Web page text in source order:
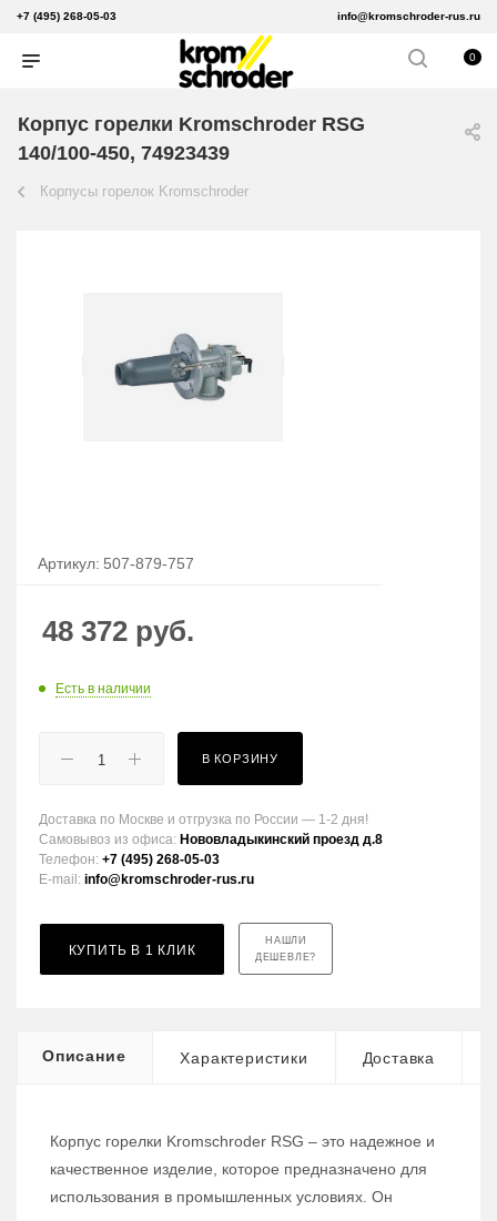
+7 (495) 268-05-03 info@kromschroder-rus.ru
0
Корпус горелки Kromschroder RSG
140/100-450, 74923439
Корпусы горелок Kromschroder
Артикул: 507-879-757
48 372 руб.
Есть в наличии
В КОРЗИНУ
Доставка по Москве и отгрузка по России — 1-2 дня!
Самовывоз из офиса: Нововладыкинский проезд д.8
Телефон: +7 (495) 268-05-03
E-mail: info@kromschroder-rus.ru
КУПИТЬ В 1 КЛИК
НАШЛИ
ДЕШЕВЛЕ?
Описание Характеристики Доставка
Корпус горелки Kromschroder RSG – это надежное и
качественное изделие, которое предназначено для
использования в промышленных условиях. Он